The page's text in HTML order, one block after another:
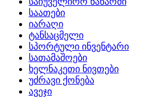
საათები
იარაღი
ტანსაცმელი
სპორტული ინვენტარი
სათამაშოები
ხელნაკეთი ნივთები
უძრავი ქონება
ავეჯი